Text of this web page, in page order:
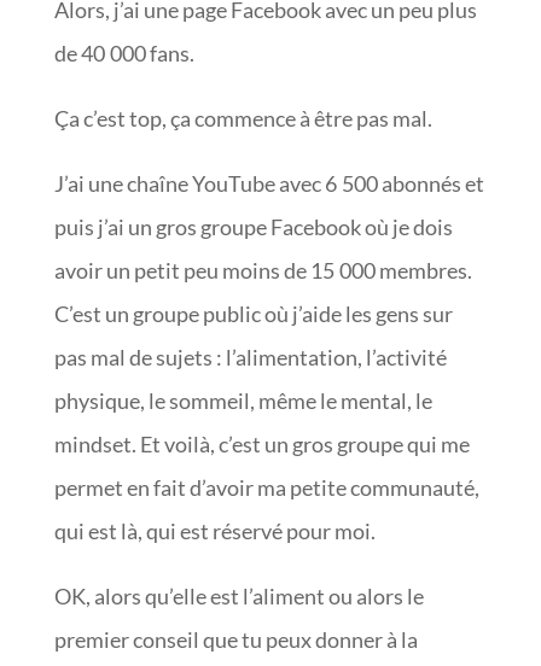
Alors, j’ai une page Facebook avec un peu plus
de 40 000 fans.
Ça c’est top, ça commence à être pas mal.
J’ai une chaîne YouTube avec 6 500 abonnés et
puis j’ai un gros groupe Facebook où je dois
avoir un petit peu moins de 15 000 membres.
C’est un groupe public où j’aide les gens sur
pas mal de sujets : l’alimentation, l’activité
physique, le sommeil, même le mental, le
mindset. Et voilà, c’est un gros groupe qui me
permet en fait d’avoir ma petite communauté,
qui est là, qui est réservé pour moi.
OK, alors qu’elle est l’aliment ou alors le
premier conseil que tu peux donner à la